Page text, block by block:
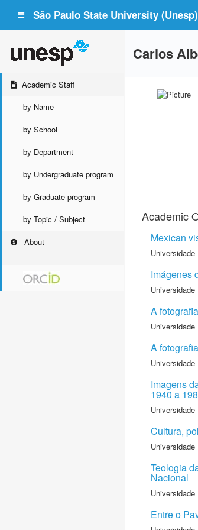
São Paulo State University
Academic Staff
by Name
by School
by Department
by Undergraduate program
by Graduate program
by Topic / Subject
About
Carlos
Academic
Mexican
Imágenes
A
A
Imagens
1940 a
Cultura,
Teologia
Nacional
Entre o